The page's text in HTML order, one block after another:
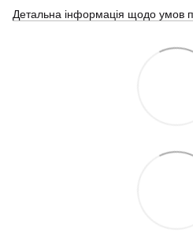
Детальна інформація щодо умов